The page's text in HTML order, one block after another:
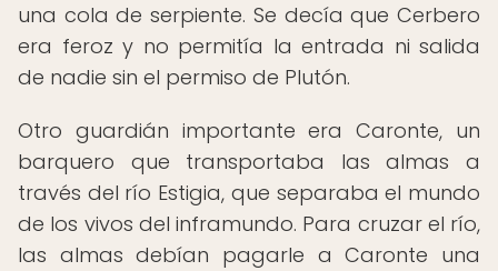
una cola de serpiente. Se decía que Cerbero
era feroz y no permitía la entrada ni salida
de nadie sin el permiso de Plutón.
Otro guardián importante era Caronte, un
barquero que transportaba las almas a
través del río Estigia, que separaba el mundo
de los vivos del inframundo. Para cruzar el río,
las almas debían pagarle a Caronte una